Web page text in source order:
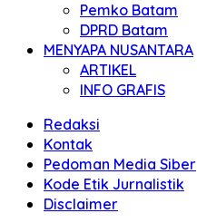
Pemko Batam
DPRD Batam
MENYAPA NUSANTARA
ARTIKEL
INFO GRAFIS
Redaksi
Kontak
Pedoman Media Siber
Kode Etik Jurnalistik
Disclaimer